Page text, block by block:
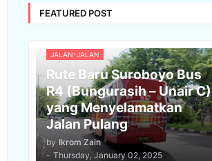
FEATURED POST
JALAN-JALAN
Rute Baru Suroboyo Bus
R4 (Bungurasih – Unair C)
yang Menyelamatkan
Jalan Pulang
by Ikrom Zain
- Thursday, January 02, 2025